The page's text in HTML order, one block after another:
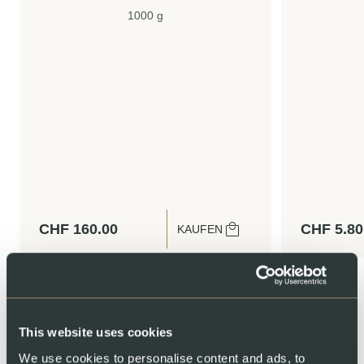
This website uses cookies
We use cookies to personalise content and ads, to
1000 g
CHF 160.00 KAUFEN CHF 5.80